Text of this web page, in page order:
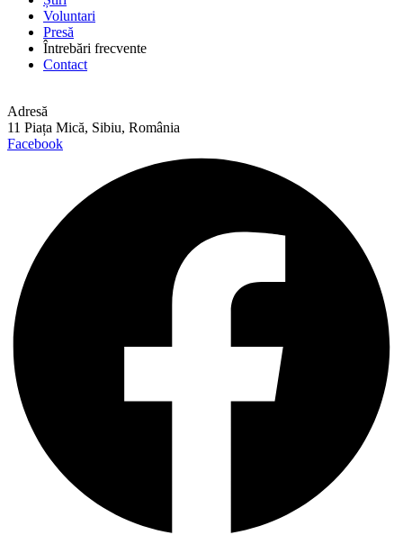
Voluntari
Presă
Întrebări frecvente
Contact
Adresă
11 Piața Mică, Sibiu, România
Facebook